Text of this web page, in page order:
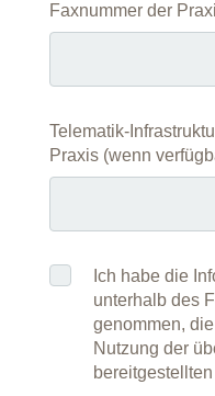
Faxnummer der
Telematik-
Praxis (wenn
Ich habe die
unterhalb des
genommen,
Nutzung der